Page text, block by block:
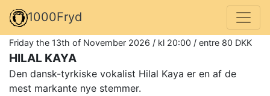
1000Fryd
Friday the 13th of November 2026 / kl 20:00 / entre 80 DKK
HILAL KAYA
Den dansk-tyrkiske vokalist Hilal Kaya er en af de
mest markante nye stemmer.